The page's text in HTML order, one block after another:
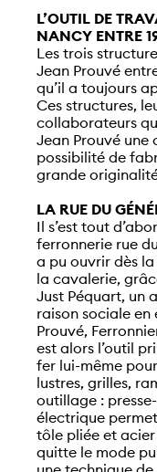
L’OUTIL DE
NANCY ENTRE
Les trois
Jean Prouvé
qu’il a toujours
Ces structures,
collaborateurs
Jean Prouvé
possibilité de
grande
LA RUE DU
Il s’est tout
ferronnerie rue
a pu ouvrir dès
la cavalerie,
Just Péquart, un
raison sociale en
Prouvé,
est alors l’outil
fer lui-même
lustres, grilles,
outillage :
électrique
tôle pliée et
quitte le mode